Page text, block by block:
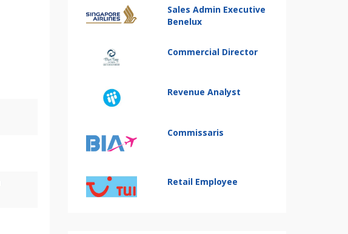
Sales Admin Executive
Benelux
Commercial Director
Revenue Analyst
Commissaris
Retail Employee